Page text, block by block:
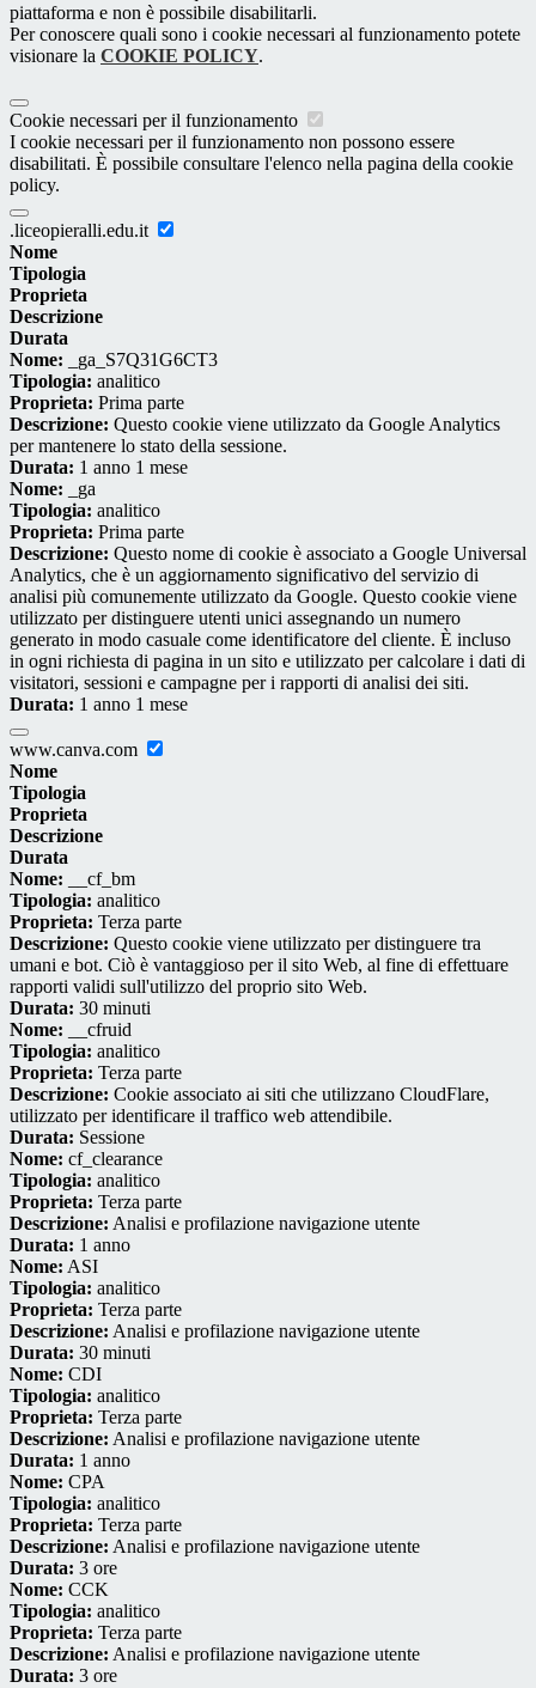
piattaforma e non è possibile disabilitarli.
Per conoscere quali sono i cookie necessari al funzionamento potete
visionare la COOKIE POLICY.
Cookie necessari per il funzionamento
I cookie necessari per il funzionamento non possono essere
disabilitati. È possibile consultare l'elenco nella pagina della cookie
policy.
.liceopieralli.edu.it
Nome
Tipologia
Proprieta
Descrizione
Durata
Nome: _ga_S7Q31G6CT3
Tipologia: analitico
Proprieta: Prima parte
Descrizione: Questo cookie viene utilizzato da Google Analytics
per mantenere lo stato della sessione.
Durata: 1 anno 1 mese
Nome: _ga
Tipologia: analitico
Proprieta: Prima parte
Descrizione: Questo nome di cookie è associato a Google Universal
Analytics, che è un aggiornamento significativo del servizio di
analisi più comunemente utilizzato da Google. Questo cookie viene
utilizzato per distinguere utenti unici assegnando un numero
generato in modo casuale come identificatore del cliente. È incluso
in ogni richiesta di pagina in un sito e utilizzato per calcolare i dati di
visitatori, sessioni e campagne per i rapporti di analisi dei siti.
Durata: 1 anno 1 mese
www.canva.com
Nome
Tipologia
Proprieta
Descrizione
Durata
Nome: __cf_bm
Tipologia: analitico
Proprieta: Terza parte
Descrizione: Questo cookie viene utilizzato per distinguere tra
umani e bot. Ciò è vantaggioso per il sito Web, al fine di effettuare
rapporti validi sull'utilizzo del proprio sito Web.
Durata: 30 minuti
Nome: __cfruid
Tipologia: analitico
Proprieta: Terza parte
Descrizione: Cookie associato ai siti che utilizzano CloudFlare,
utilizzato per identificare il traffico web attendibile.
Durata: Sessione
Nome: cf_clearance
Tipologia: analitico
Proprieta: Terza parte
Descrizione: Analisi e profilazione navigazione utente
Durata: 1 anno
Nome: ASI
Tipologia: analitico
Proprieta: Terza parte
Descrizione: Analisi e profilazione navigazione utente
Durata: 30 minuti
Nome: CDI
Tipologia: analitico
Proprieta: Terza parte
Descrizione: Analisi e profilazione navigazione utente
Durata: 1 anno
Nome: CPA
Tipologia: analitico
Proprieta: Terza parte
Descrizione: Analisi e profilazione navigazione utente
Durata: 3 ore
Nome: CCK
Tipologia: analitico
Proprieta: Terza parte
Descrizione: Analisi e profilazione navigazione utente
Durata: 3 ore